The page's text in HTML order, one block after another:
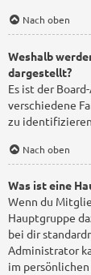
Nach oben
Weshalb
dargestellt?
Es ist der
verschiedene
zu
Nach oben
Was ist eine
Wenn du
Hauptgruppe
bei dir
Administrator
im